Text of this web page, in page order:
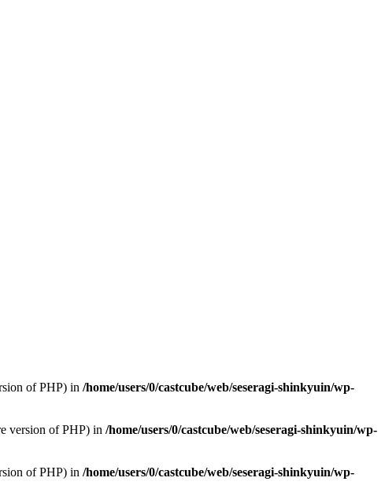
of PHP) in /home/users/0/castcube/web/seseragi-shinkyuin/wp-
version of PHP) in /home/users/0/castcube/web/seseragi-shinkyuin/wp-
of PHP) in /home/users/0/castcube/web/seseragi-shinkyuin/wp-